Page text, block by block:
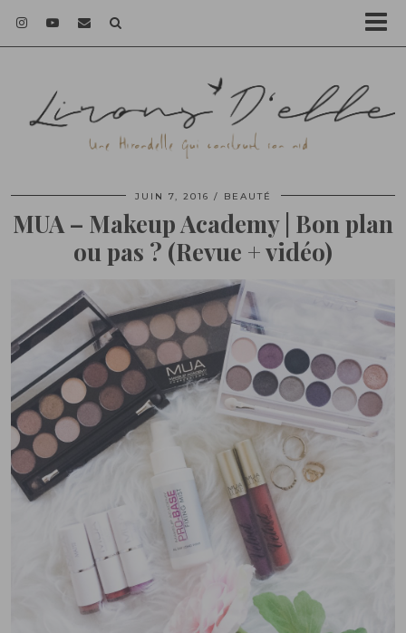
JUIN 7, 2016 BEAUTÉ
MUA – Makeup Academy | Bon plan
ou pas ? (Revue + vidéo)